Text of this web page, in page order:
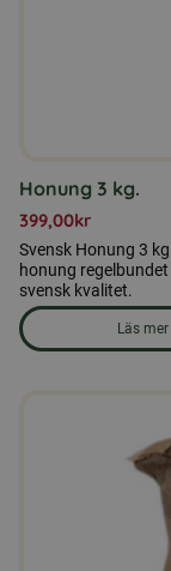
Honung 3 kg.
399,00kr
Svensk Honung 3
honung
svensk kvalitet.
Läs mer
om